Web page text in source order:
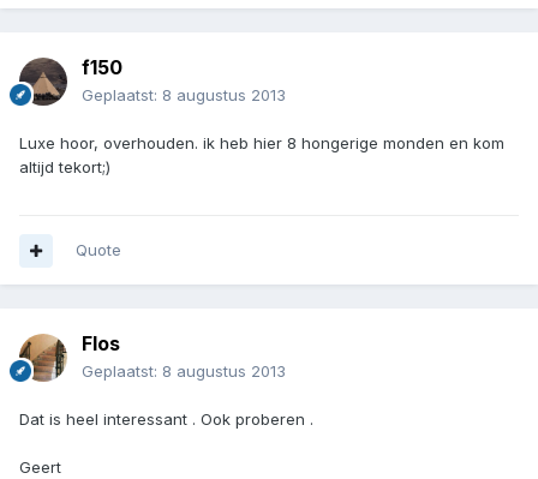
f150
Geplaatst: 8 augustus 2013
Luxe hoor, overhouden. ik heb hier 8 hongerige monden en kom
altijd tekort;)
Quote
Flos
Geplaatst: 8 augustus 2013
Dat is heel interessant . Ook proberen .
Geert